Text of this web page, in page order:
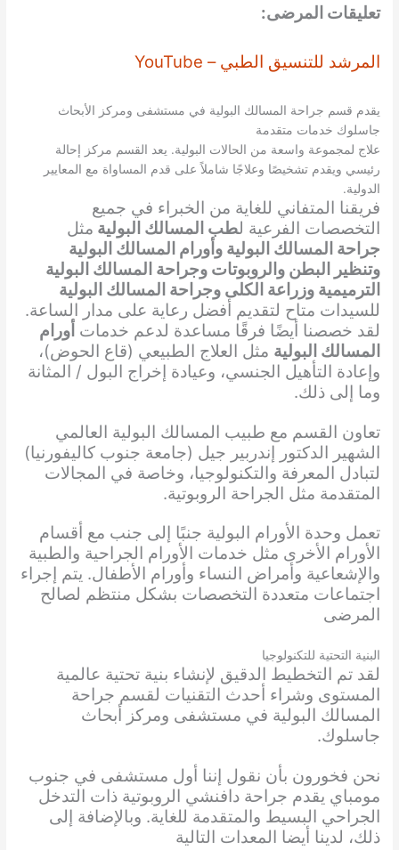
تعليقات المرضى:
المرشد للتنسيق الطبي – YouTube
يقدم قسم جراحة المسالك البولية في مستشفى ومركز الأبحاث
جاسلوك خدمات متقدمة
علاج لمجموعة واسعة من الحالات البولية. يعد القسم مركز إحالة
رئيسي ويقدم تشخيصًا وعلاجًا شاملاً على قدم المساواة مع المعايير
الدولية.
فريقنا المتفاني للغاية من الخبراء في جميع
التخصصات الفرعية لطب المسالك البولية مثل
جراحة المسالك البولية وأورام المسالك البولية
وتنظير البطن والروبوتات وجراحة المسالك البولية
الترميمية وزراعة الكلى وجراحة المسالك البولية
للسيدات متاح لتقديم أفضل رعاية على مدار الساعة.
لقد خصصنا أيضًا فرقًا مساعدة لدعم خدمات أورام
المسالك البولية مثل العلاج الطبيعي (قاع الحوض)،
وإعادة التأهيل الجنسي، وعيادة إخراج البول / المثانة
وما إلى ذلك.
تعاون القسم مع طبيب المسالك البولية العالمي
الشهير الدكتور إندربير جيل (جامعة جنوب كاليفورنيا)
لتبادل المعرفة والتكنولوجيا، وخاصة في المجالات
المتقدمة مثل الجراحة الروبوتية.
تعمل وحدة الأورام البولية جنبًا إلى جنب مع أقسام
الأورام الأخرى مثل خدمات الأورام الجراحية والطبية
والإشعاعية وأمراض النساء وأورام الأطفال. يتم إجراء
اجتماعات متعددة التخصصات بشكل منتظم لصالح
المرضى
البنية التحتية للتكنولوجيا
لقد تم التخطيط الدقيق لإنشاء بنية تحتية عالمية
المستوى وشراء أحدث التقنيات لقسم جراحة
المسالك البولية في مستشفى ومركز أبحاث
جاسلوك.
نحن فخورون بأن نقول إننا أول مستشفى في جنوب
مومباي يقدم جراحة دافنشي الروبوتية ذات التدخل
الجراحي البسيط والمتقدمة للغاية. وبالإضافة إلى
ذلك، لدينا أيضا المعدات التالية